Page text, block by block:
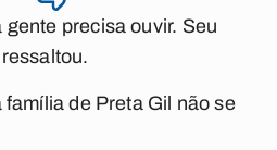
precisa ouvir. Seu
de Preta Gil não se